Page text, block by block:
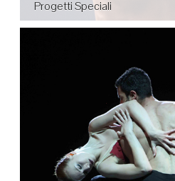
Progetti Speciali